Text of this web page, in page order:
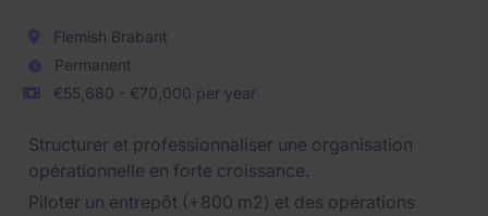
Flemish Brabant
Permanent
€55,680 - €70,000 per year
Structurer et professionnaliser une organisation
opérationnelle en forte croissance.
Piloter un entrepôt (+800 m2) et des opérations